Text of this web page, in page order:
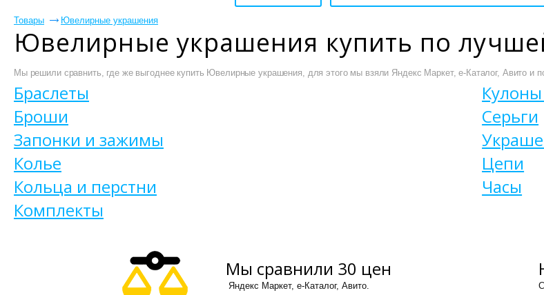
Товары Ювелирные украшения
Ювелирные украшения купить по
Мы решили сравнить, где же выгоднее купить Ювелирные украшения, для этого мы взяли Яндекс Маркет, е-Каталог, Авито и
Браслеты
Броши
Запонки и зажимы
Колье
Кольца и перстни
Комплекты
Серьги
Цепи
Часы
Мы сравнили 30 цен
Яндекс Маркет, е-Каталог, Авито.